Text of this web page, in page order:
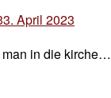
3. April 2023
chef
man in die kirche…